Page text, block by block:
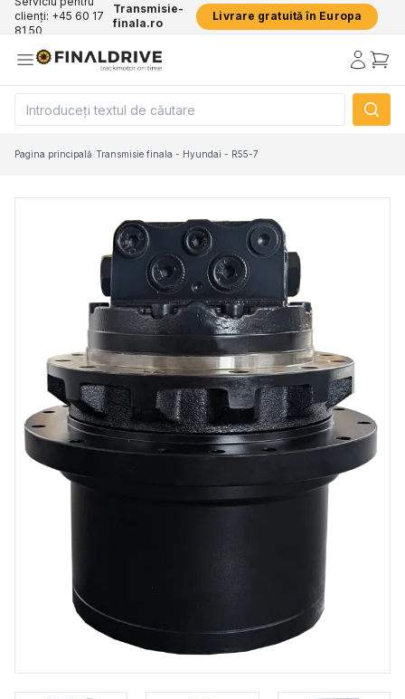
clienți: +45 60 17
81 50
Transmisie-
finala.ro
Livrare gratuită în Europa
Pagina principală/Transmisie finala - Hyundai - R55-7